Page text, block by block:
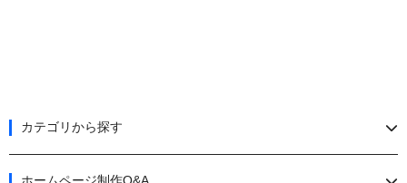
カテゴリから探す